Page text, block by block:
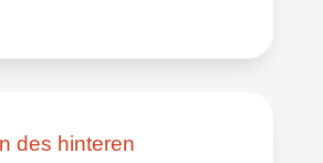
des hinteren